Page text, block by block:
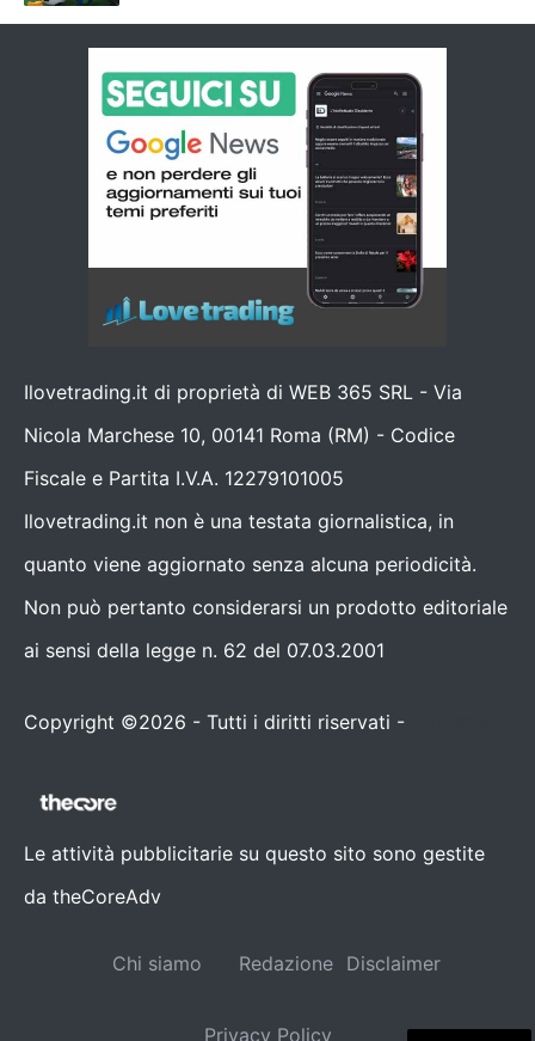
Ilovetrading.it di proprietà di WEB 365 SRL - Via
Nicola Marchese 10, 00141 Roma (RM) - Codice
Fiscale e Partita I.V.A. 12279101005
Ilovetrading.it non è una testata giornalistica, in
quanto viene aggiornato senza alcuna periodicità.
Non può pertanto considerarsi un prodotto editoriale
ai sensi della legge n. 62 del 07.03.2001
Copyright ©2026 - Tutti i diritti riservati -
Le attività pubblicitarie su questo sito sono gestite
da theCoreAdv
Chi siamo Redazione Disclaimer
Privacy Policy